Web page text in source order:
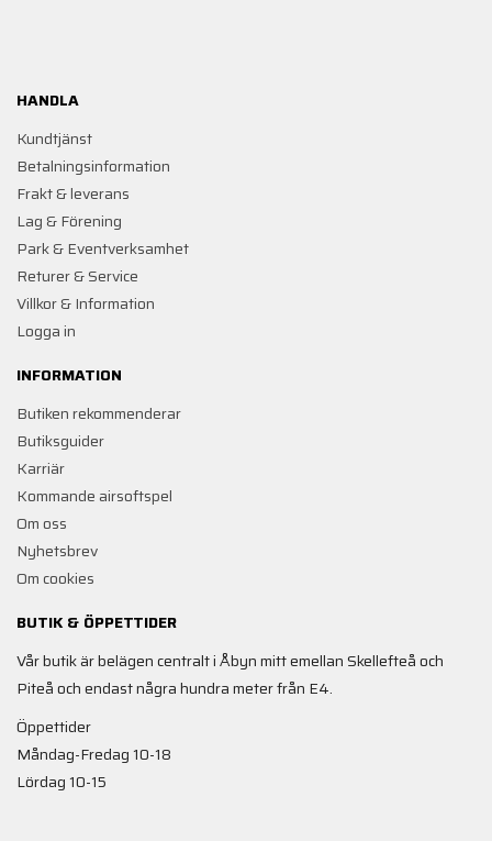
HANDLA
Kundtjänst
Betalningsinformation
Frakt & leverans
Lag & Förening
Park & Eventverksamhet
Returer & Service
Villkor & Information
Logga in
INFORMATION
Butiken rekommenderar
Butiksguider
Karriär
Kommande airsoftspel
Om oss
Nyhetsbrev
Om cookies
BUTIK & ÖPPETTIDER
Vår butik är belägen centralt i Åbyn mitt emellan Skellefteå och
Piteå och endast några hundra meter från E4.
Öppettider
Måndag-Fredag 10-18
Lördag 10-15